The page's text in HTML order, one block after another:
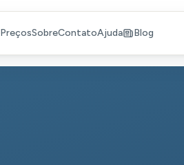
PreçosSobreContatoAjuda Blog